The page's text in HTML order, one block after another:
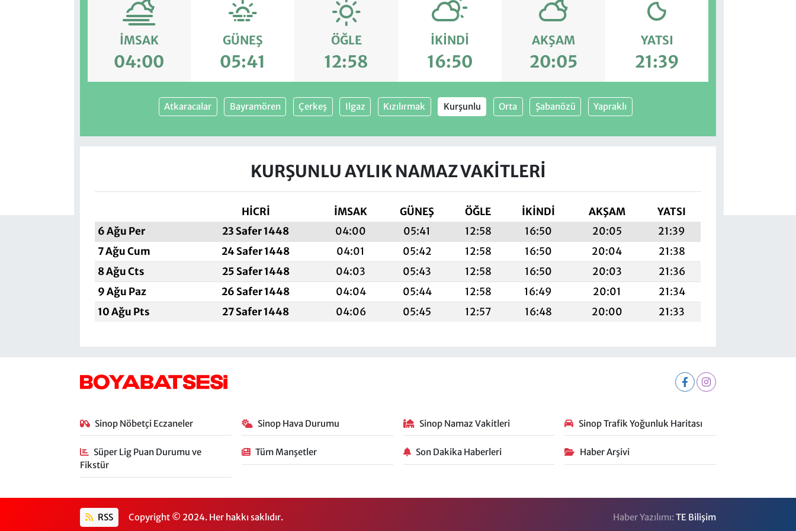
İMSAK
04:00
GÜNEŞ
05:41
ÖĞLE
12:58
İKINDI
16:50
AKŞAM
20:05
YATSI
21:39
Atkaracalar Bayramören Çerkeş Ilgaz Kızılırmak Kurşunlu Orta Şabanözü Yapraklı
KURŞUNLU AYLIK NAMAZ VAKITLERI
HİCRİ İMSAK GÜNEŞ ÖĞLE İKINDI AKŞAM
YATSI
6 Ağu Per
23 Safer 1448 04:00 05:41 12:58 16:50 20:05
21:39
7 Ağu Cum
24 Safer 1448 04:01 05:42 12:58 16:50 20:04
21:38
8 Ağu Cts
25 Safer 1448 04:03 05:43 12:58 16:50 20:03
21:36
9 Ağu Paz
26 Safer 1448 04:04 05:44 12:58 16:49 20:01
21:34
10 Ağu Pts
27 Safer 1448 04:06 05:45 12:57 16:48 20:00 21:33
Sinop Nöbetçi Eczaneler Sinop Hava Durumu Sinop Namaz Vakitleri Sinop Trafik Yoğunluk Haritası
Süper Lig Puan Durumu ve
Fikstür
Tüm Manşetler Son Dakika Haberleri Haber Arşivi
RSS Copyright © 2024. Her hakkı saklıdır. Haber Yazılımı:TE Bilişim